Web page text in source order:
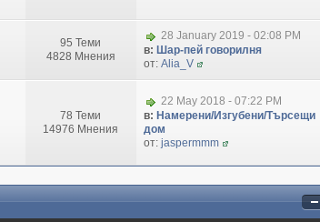
95 Теми
4828 Мнения
28 January 2019 - 02:08 PM
в: Шар-пей говорилня
от: Alia_V
78 Теми
14976 Мнения
22 May 2018 - 07:22 PM
в: Намерени/Изгубени/Търсещи
дом
от: jaspermmm